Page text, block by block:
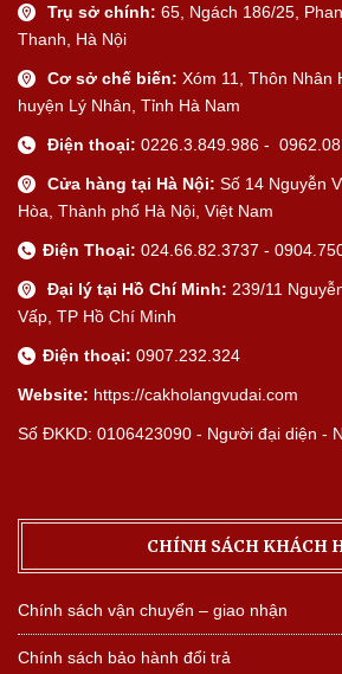
Trụ sở chính: 65, Ngách 186/25,
Thanh, Hà Nội
Cơ sở chế biến: Xóm 11, Thôn Nhân
huyện Lý Nhân, Tỉnh Hà Nam
Điện thoại: 0226.3.849.986 -
Cửa hàng tại Hà Nội: Số 14 Nguyễn
Hòa, Thành phố Hà Nội, Việt Nam
Điện Thoại: 024.66.82.3737 -
Đại lý tại Hồ Chí Minh: 239/11
Vấp, TP Hồ Chí Minh
Điện thoại: 0907.232.324
Website: https://cakholangvudai.com
Số ĐKKD: 0106423090 - Người đại diện -
CHÍNH SÁCH KHÁCH
Chính sách vận chuyển – giao nhận
Chính sách bảo hành đổi trả